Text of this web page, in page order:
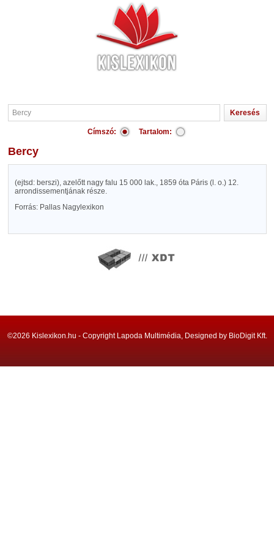
Címszó: Tartalom:
Bercy
(ejtsd: berszi), azelőtt nagy falu 15 000 lak., 1859 óta Páris (l. o.) 12.
arrondissementjának része.
Forrás: Pallas Nagylexikon
©2026 Kislexikon.hu - Copyright Lapoda Multimédia, Designed by BioDigit Kft.